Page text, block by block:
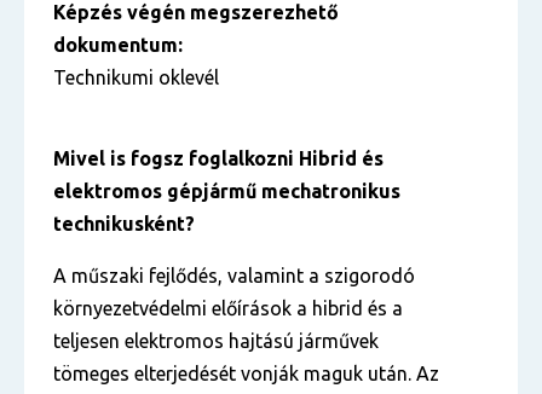
Képzés végén megszerezhető
dokumentum:
Technikumi oklevél
Mivel is fogsz foglalkozni Hibrid és
elektromos gépjármű mechatronikus
technikusként?
A műszaki fejlődés, valamint a szigorodó
környezetvédelmi előírások a hibrid és a
teljesen elektromos hajtású járművek
tömeges elterjedését vonják maguk után. Az